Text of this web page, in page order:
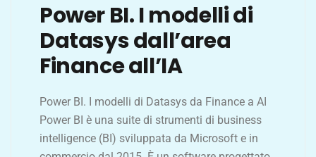
Power BI. I modelli di
Datasys dall’area
Finance all’IA
Power BI. I modelli di Datasys da Finance a AI
Power BI è una suite di strumenti di business
intelligence (BI) sviluppata da Microsoft e in